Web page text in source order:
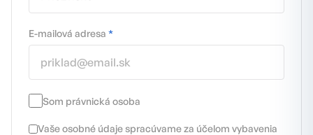
E-mailová adresa *
Som právnická osoba
Vaše osobné údaje spracúvame za účelom vybavenia